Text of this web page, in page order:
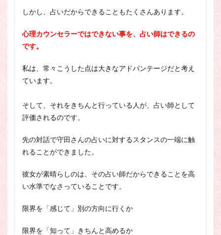
しかし、占いだからできることもたくさんあります。
心理カウンセラーではできない事を、占い師はできるの
です。
私は、常々こうした点は大きなアドバンテージだと考え
ています。
そして、それをきちんと行っている人が、占い師として
評価されるのです。
先の対話で守田さんの占いに対するスタンスの一端に触
れることができました。
彼女が素晴らしのは、その占い師だからできることを高
い水準でなさっていることです。
限界を「感じて」別の方向に行くか
限界を「知って」きちんと高めるか